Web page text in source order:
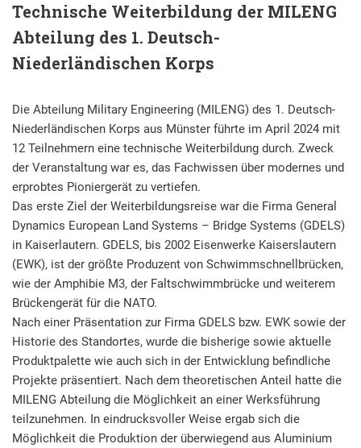
Technische Weiterbildung der MILENG
Abteilung des 1. Deutsch-
Niederländischen Korps
Die Abteilung Military Engineering (MILENG) des 1. Deutsch-
Niederländischen Korps aus Münster führte im April 2024 mit
12 Teilnehmern eine technische Weiterbildung durch. Zweck
der Veranstaltung war es, das Fachwissen über modernes und
erprobtes Pioniergerät zu vertiefen.
Das erste Ziel der Weiterbildungsreise war die Firma General
Dynamics European Land Systems – Bridge Systems (GDELS)
in Kaiserlautern. GDELS, bis 2002 Eisenwerke Kaiserslautern
(EWK), ist der größte Produzent von Schwimmschnellbrücken,
wie der Amphibie M3, der Faltschwimmbrücke und weiterem
Brückengerät für die NATO.
Nach einer Präsentation zur Firma GDELS bzw. EWK sowie der
Historie des Standortes, wurde die bisherige sowie aktuelle
Produktpalette wie auch sich in der Entwicklung befindliche
Projekte präsentiert. Nach dem theoretischen Anteil hatte die
MILENG Abteilung die Möglichkeit an einer Werksführung
teilzunehmen. In eindrucksvoller Weise ergab sich die
Möglichkeit die Produktion der überwiegend aus Aluminium